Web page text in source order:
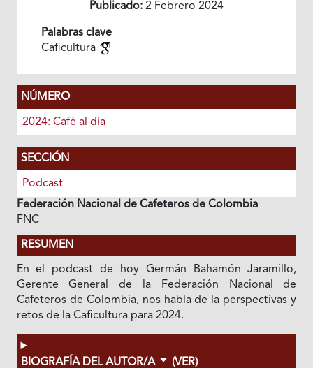
Publicado: 2 Febrero 2024
Palabras clave
Caficultura
NÚMERO
2024: Café al día
SECCIÓN
Podcast
Federación Nacional de Cafeteros de Colombia
FNC
RESUMEN
En el podcast de hoy Germán Bahamón Jaramillo,
Gerente General de la Federación Nacional de
Cafeteros de Colombia, nos habla de la perspectivas y
retos de la Caficultura para 2024.
BIOGRAFÍA DEL AUTOR/A (VER)